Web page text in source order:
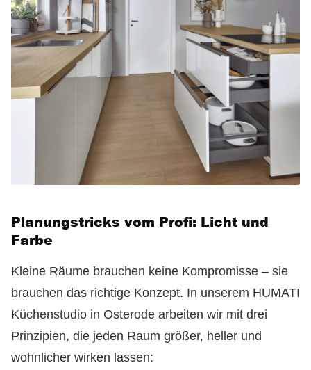
Planungstricks vom Profi: Licht und
Farbe
Kleine Räume brauchen keine Kompromisse – sie
brauchen das richtige Konzept. In unserem HUMATI
Küchenstudio in Osterode arbeiten wir mit drei
Prinzipien, die jeden Raum größer, heller und
wohnlicher wirken lassen: